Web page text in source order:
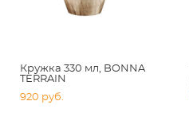
Кружка 330 мл, BONNA
TERRAIN
920 pуб.